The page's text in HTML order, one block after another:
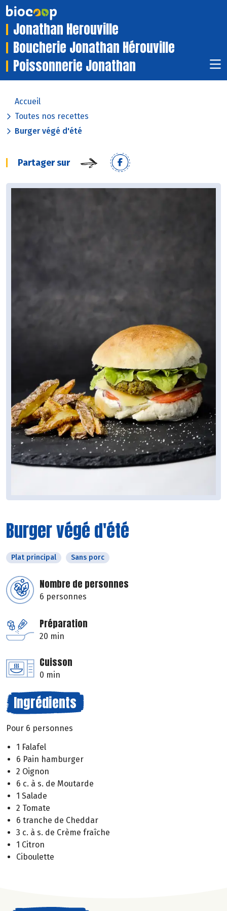
Jonathan Herouville
Boucherie Jonathan Hérouville
Poissonnerie Jonathan
Accueil
Toutes nos recettes
Burger végé d'été
Partager sur
Burger végé d'été
Plat principal Sans porc
Nombre de personnes
6 personnes
Préparation
20 min
Cuisson
0 min
Ingrédients
Pour 6 personnes
1 Falafel
6 Pain hamburger
2 Oignon
6 c. à s. de Moutarde
1 Salade
2 Tomate
6 tranche de Cheddar
3 c. à s. de Crème fraîche
1 Citron
Ciboulette